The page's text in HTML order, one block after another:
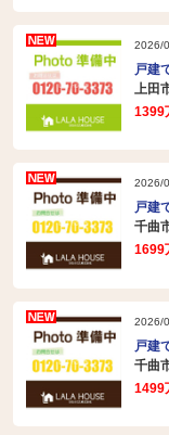
2026/
戸建
上田
1399
2026/
戸建
千曲
1699
2026/
戸建
千曲
1499